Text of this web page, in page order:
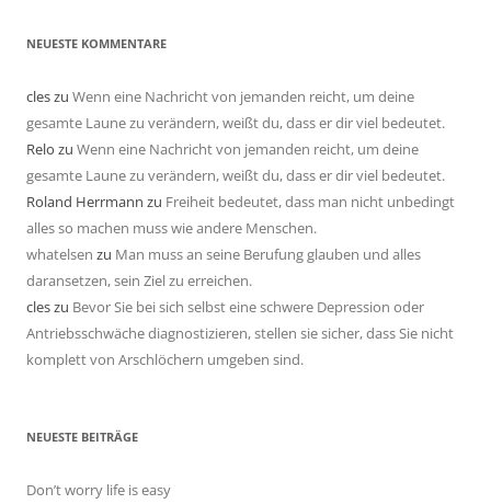
NEUESTE KOMMENTARE
cleszu Wenn eine Nachricht von jemanden reicht, um deine
gesamte Laune zu verändern, weißt du, dass er dir viel bedeutet.
Relo zu Wenn eine Nachricht von jemanden reicht, um deine
gesamte Laune zu verändern, weißt du, dass er dir viel bedeutet.
Roland Herrmann zu Freiheit bedeutet, dass man nicht unbedingt
alles so machen muss wie andere Menschen.
whatelsen zu Man muss an seine Berufung glauben und alles
daransetzen, sein Ziel zu erreichen.
cleszu Bevor Sie bei sich selbst eine schwere Depression oder
Antriebsschwäche diagnostizieren, stellen sie sicher, dass Sie nicht
komplett von Arschlöchern umgeben sind.
NEUESTE BEITRÄGE
Don’t worry life is easy